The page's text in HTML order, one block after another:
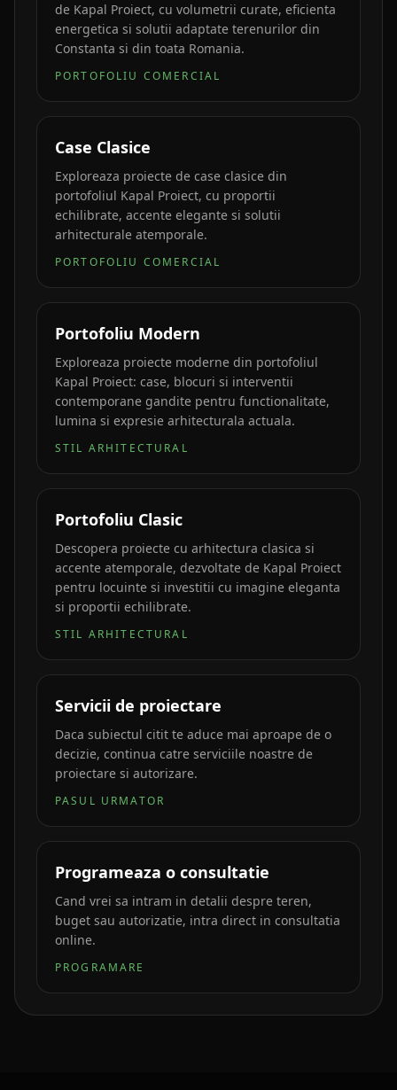
de Kapal Proiect, cu volumetrii curate, eficienta
energetica si solutii adaptate terenurilor din
Constanta si din toata Romania.
PORTOFOLIU COMERCIAL
Case Clasice
Exploreaza proiecte de case clasice din
portofoliul Kapal Proiect, cu proportii
echilibrate, accente elegante si solutii
arhitecturale atemporale.
PORTOFOLIU COMERCIAL
Portofoliu Modern
Exploreaza proiecte moderne din portofoliul
Kapal Proiect: case, blocuri si interventii
contemporane gandite pentru functionalitate,
lumina si expresie arhitecturala actuala.
STIL ARHITECTURAL
Portofoliu Clasic
Descopera proiecte cu arhitectura clasica si
accente atemporale, dezvoltate de Kapal Proiect
pentru locuinte si investitii cu imagine eleganta
si proportii echilibrate.
STIL ARHITECTURAL
Servicii de proiectare
Daca subiectul citit te aduce mai aproape de o
decizie, continua catre serviciile noastre de
proiectare si autorizare.
PASUL URMATOR
Programeaza o consultatie
Cand vrei sa intram in detalii despre teren,
buget sau autorizatie, intra direct in consultatia
online.
PROGRAMARE